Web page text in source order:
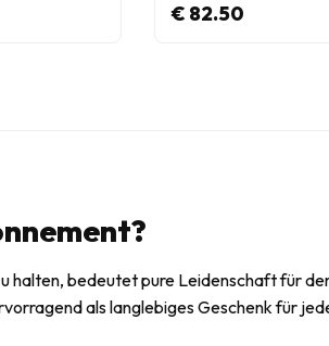
€ 82.50
halten, bedeutet pure Leidenschaft für
als langlebiges Geschenk für